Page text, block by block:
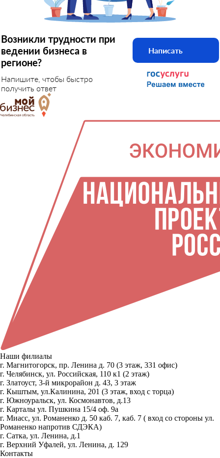
Возникли трудности при
ведении бизнеса в
регионе?
Напишите, чтобы быстро
получить ответ
Написать
Наши филиалы
г. Магнитогорск, пр. Ленина д. 70 (3 этаж, 331 офис)
г. Челябинск, ул. Российская, 110 к1 (2 этаж)
г. Златоуст, 3-й микрорайон д. 43, 3 этаж
г. Кыштым, ул.Калинина, 201 (3 этаж, вход с торца)
г. Южноуральск, ул. Космонавтов, д.13
г. Карталы ул. Пушкина 15/4 оф. 9а
г. Миасс, ул. Романенко д. 50 каб. 7, каб. 7 ( вход со стороны ул.
Романенко напротив СДЭКА)
г. Сатка, ул. Ленина, д.1
г. Верхний Уфалей, ул. Ленина, д. 129
Контакты